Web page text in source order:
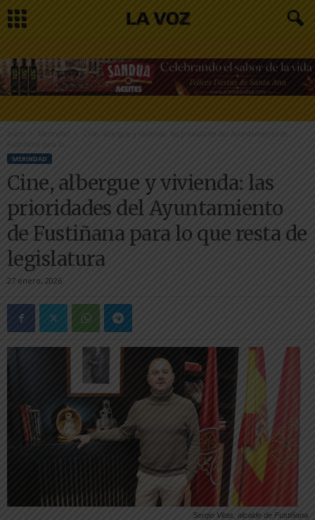
Inicio
Cine, albergue y vivienda: las prioridades del Ayuntamiento de
Fustiñana para lo...
MERINDAD
Cine, albergue y vivienda: las
prioridades del Ayuntamiento
de Fustiñana para lo que resta de
legislatura
27 enero, 2026
Sergio Vitas, alcalde de Fustiñana